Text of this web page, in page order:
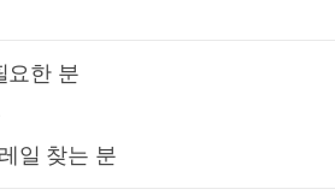
요한 분
일 찾는 분